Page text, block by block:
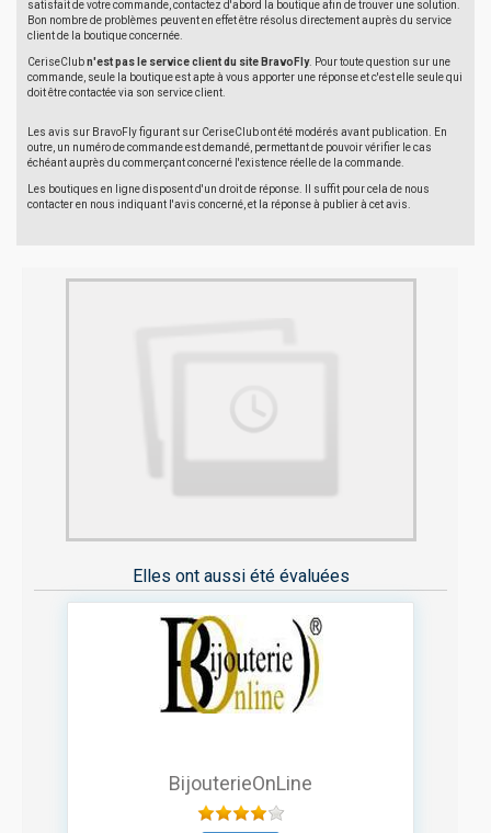
satisfait de votre commande, contactez d'abord la boutique afin de trouver une solution.
Bon nombre de problèmes peuvent en effet être résolus directement auprès du service
client de la boutique concernée.
CeriseClubn'est pas le service client du site BravoFly. Pour toute question sur une
commande, seule la boutique est apte à vous apporter une réponse et c'est elle seule qui
doit être contactée via son service client.
Les avis sur BravoFly figurant sur CeriseClub ont été modérés avant publication. En
outre, un numéro de commande est demandé, permettant de pouvoir vérifier le cas
échéant auprès du commerçant concerné l'existence réelle de la commande.
Les boutiques en ligne disposent d'un droit de réponse. Il suffit pour cela de nous
contacter en nous indiquant l'avis concerné, et la réponse à publier à cet avis.
Elles ont aussi été évaluées
BijouterieOnLine